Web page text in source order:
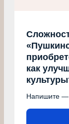
как
Напишите